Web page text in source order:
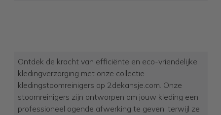
Ontdek de kracht van efficiënte en eco-vriendelijke
kledingverzorging met onze collectie
kledingstoomreinigers op 2dekansje.com. Onze
stoomreinigers zijn ontworpen om jouw kleding een
professioneel ogende afwerking te geven, terwijl ze